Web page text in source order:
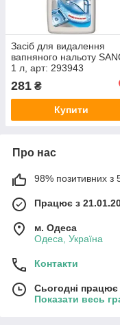
Засіб для видалення
вапняного нальоту
1 л, арт: 293943
281 ₴
Купити
Про нас
98% позитивних з
Працює з
м. Одеса
Одеса, Україна
Контакти
Сьогодні
Показати весь